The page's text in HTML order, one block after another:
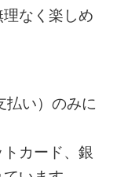
なく楽しめ
払い）のみに
カード、銀